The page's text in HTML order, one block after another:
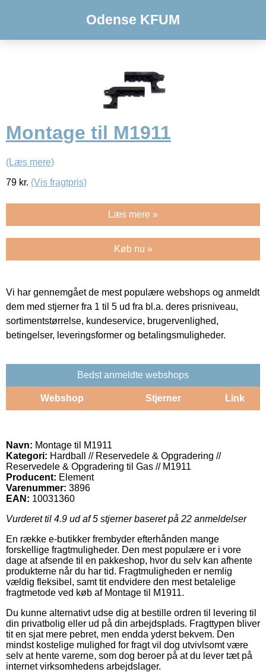
Odense KFUM
Montage til M1911
(Læs mere)
79 kr. (Vis fragtpris)
Læs mere »
Køb nu »
Vi har gennemgået de mest populære webshops og anmeldt
dem med stjerner fra 1 til 5 ud fra bl.a. deres prisniveau,
sortimentstørrelse, kundeservice, brugervenlighed,
betingelser, leveringsformer og betalingsmuligheder.
Bedst anmeldte webshops
Webshop Stjerner Link
Navn: Montage til M1911
Kategori: Hardball // Reservedele & Opgradering //
Reservedele & Opgradering til Gas // M1911
Producent: Element
Varenummer: 3896
EAN: 10031360
Vurderet til 4.9 ud af 5 stjerner baseret på 22 anmeldelser
En række e-butikker frembyder efterhånden mange
forskellige fragtmuligheder. Den mest populære er i vore
dage at afsende til en pakkeshop, hvor du selv kan afhente
produkterne når du har tid. Fragtmuligheden er nemlig
vældig fleksibel, samt tit endvidere den mest betalelige
fragtmetode ved køb af Montage til M1911.
Du kunne alternativt udse dig at bestille ordren til levering til
din privatbolig eller ud på din arbejdsplads. Fragttypen bliver
tit en sjat mere pebret, men endda yderst bekvem. Den
mindst kostelige mulighed for fragt vil dog utvivlsomt være
selv at hente varerne, som dog beroer på at du lever tæt på
internet virksomhedens arbejdslager.